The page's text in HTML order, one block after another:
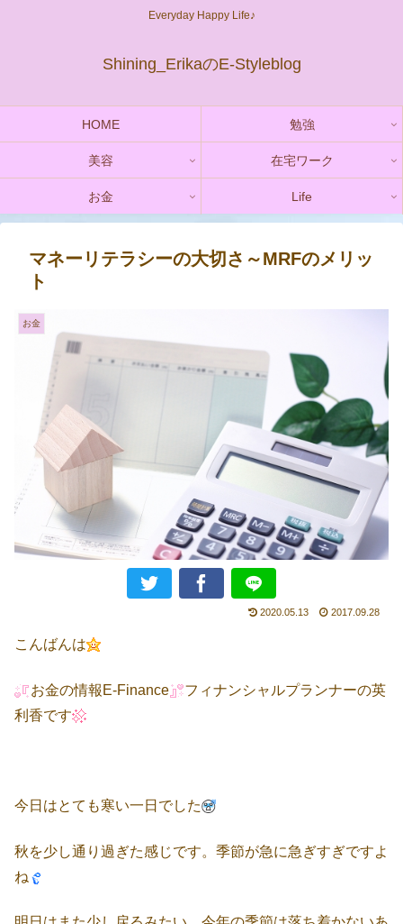
Everyday Happy Life♪
Shining_ErikaのE-Styleblog
HOME 勉強
美容 在宅ワーク
お金 Life
マネーリテラシーの大切さ～MRFのメリッ
ト
お金
2020.05.13 2017.09.28
こんばんは
お金の情報E-Finance
フィナンシャルプランナーの英
利香です
今日はとても寒い一日でした
秋を少し通り過ぎた感じです。季節が急に急ぎすぎですよ
ね